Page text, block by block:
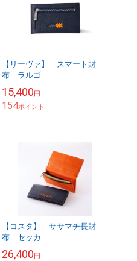
【リーヴァ】 スマート財
布 ラルゴ
15,400円
154ポイント
【コスタ】 ササマチ長財
布 セッカ
26,400円